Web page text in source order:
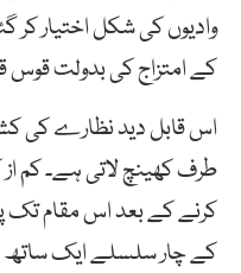
وادیوں کی شکل اختیار کر
کے امتزاج کی بدولت قوس
اس قابل دید نظارے کی
طرف کھینچ لاتی ہے۔ کم از
کرنے کے بعد اس مقام تک
کے چار سلسلے ایک ساتھ